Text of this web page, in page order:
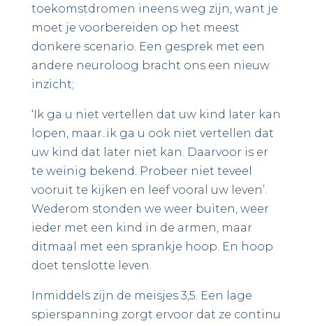
toekomstdromen ineens weg zijn, want je
moet je voorbereiden op het meest
donkere scenario. Een gesprek met een
andere neuroloog bracht ons een nieuw
inzicht;
‘Ik ga u niet vertellen dat uw kind later kan
lopen, maar..ik ga u ook niet vertellen dat
uw kind dat later niet kan. Daarvoor is er
te weinig bekend. Probeer niet teveel
vooruit te kijken en leef vooral uw leven’.
Wederom stonden we weer buiten, weer
ieder met een kind in de armen, maar
ditmaal met een sprankje hoop. En hoop
doet tenslotte leven.
Inmiddels zijn de meisjes 3,5. Een lage
spierspanning zorgt ervoor dat ze continu